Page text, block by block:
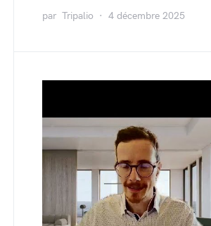
par Tripalio 4 décembre 2025